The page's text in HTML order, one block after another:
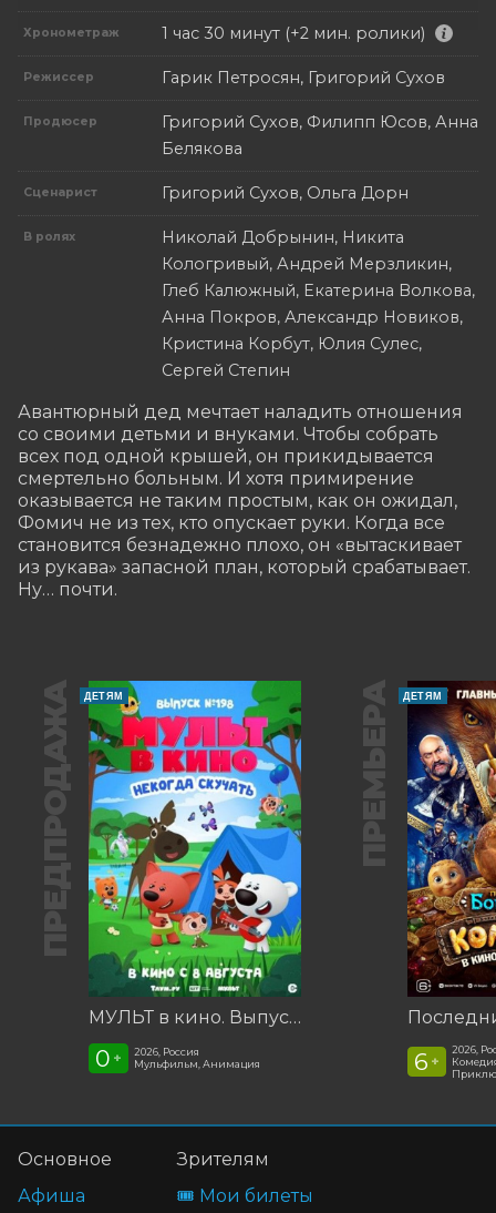
Хронометраж 1 час 30 минут (+2 мин. ролики)
Режиссер Гарик Петросян, Григорий Сухов
Продюсер
Григорий Сухов, Филипп Юсов, Анна
Белякова
Сценарист Григорий Сухов, Ольга Дорн
В ролях
Николай Добрынин, Никита
Кологривый, Андрей Мерзликин,
Глеб Калюжный, Екатерина Волкова,
Анна Покров, Александр Новиков,
Кристина Корбут, Юлия Сулес,
Сергей Степин
Авантюрный дед мечтает наладить отношения
со своими детьми и внуками. Чтобы собрать
всех под одной крышей, он прикидывается
смертельно больным. И хотя примирение
оказывается не таким простым, как он ожидал,
Фомич не из тех, кто опускает руки. Когда все
становится безнадежно плохо, он «вытаскивает
из рукава» запасной план, который срабатывает.
Ну… почти.
ПРЕДПРОДАЖА ДЕТЯМ
МУЛЬТ в кино. Выпуск №198. Некогда скучать
0 +
2026, Россия
Мульфильм, Анимация
ПРЕМЬЕРА ДЕТЯМ
6 +
2026,
Основное
Афиша
Зрителям
🎟️ Мои билеты